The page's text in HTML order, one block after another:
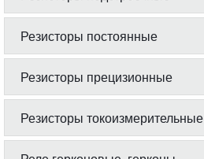
Резисторы постоянные
Резисторы прецизионные
Резисторы токоизмерительные